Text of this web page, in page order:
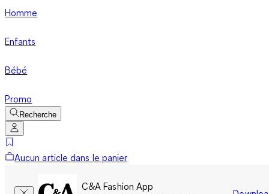
Homme
Enfants
Bébé
Promo
Recherche
Aucun article dans le panier
C&A Fashion App